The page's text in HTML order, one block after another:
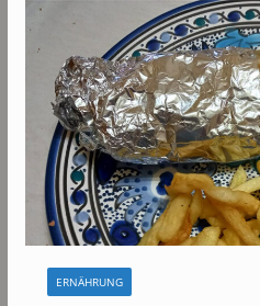
ERNÄHRUNG